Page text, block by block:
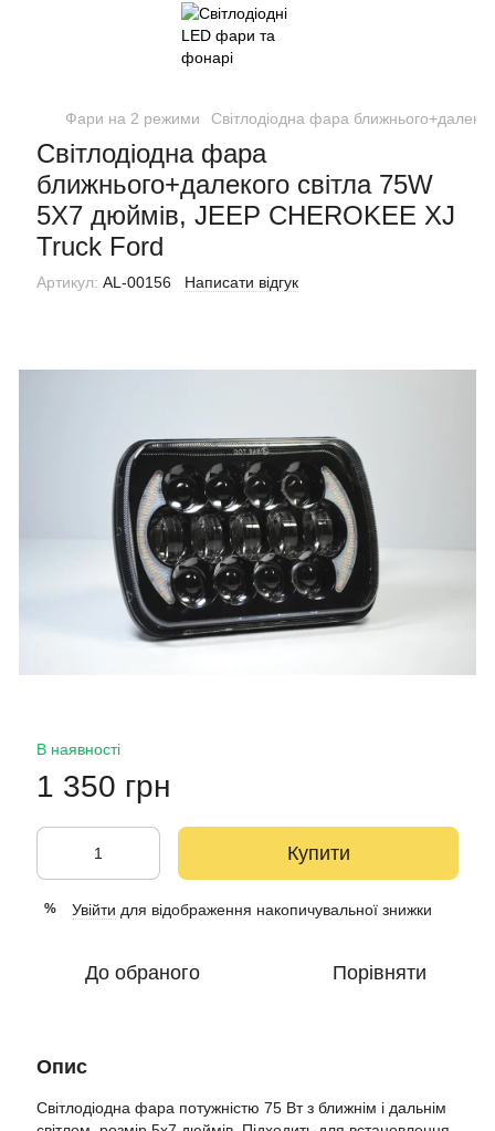
Фари на 2 режими Світлодіодна фара
Світлодіодна фара
ближнього+далекого світла 75W
5Х7 дюймів, JEEP CHEROKEE XJ
Truck Ford
Артикул: AL-00156 Написати відгук
В наявності
1 350 грн
Купити
% Увійти для відображення накопичувальної знижки
До обраного Порівняти
Опис
Світлодіодна фара потужністю 75 Вт з ближнім і дальнім